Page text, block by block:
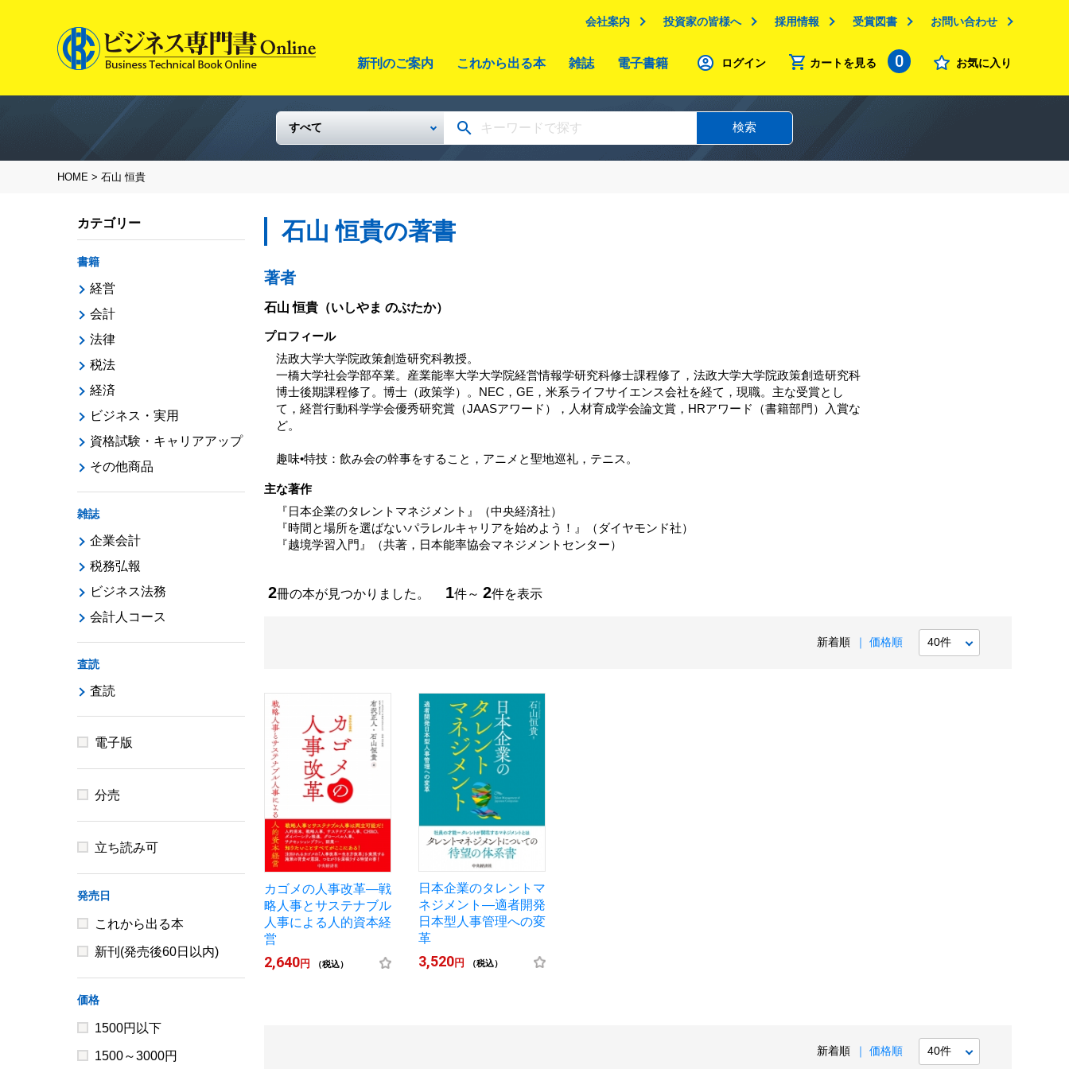
会社案内 投資家の皆様へ 採用情報 受賞図書 お問い合わせ
新刊のご案内 これから出る本 雑誌 電子書籍 ログイン カートを見る 0 お気に入り
検索
HOME > 石山 恒貴
石山 恒貴の著書
著者
石山 恒貴 （いしやま のぶたか）
プロフィール
法政大学大学院政策創造研究科教授。
一橋大学社会学部卒業。産業能率大学大学院経営情報学研究科修士課程修了，法政大学大学院政策創造研究科
博士後期課程修了。博士（政策学）。NEC，GE，米系ライフサイエンス会社を経て，現職。主な受賞とし
て，経営行動科学学会優秀研究賞（JAASアワード），人材育成学会論文賞，HRアワード（書籍部門）入賞な
ど。
趣味•特技：飲み会の幹事をすること，アニメと聖地巡礼，テニス。
主な著作
『日本企業のタレントマネジメント』（中央経済社）
『時間と場所を選ばないパラレルキャリアを始めよう！』（ダイヤモンド社）
『越境学習入門』（共著，日本能率協会マネジメントセンター）
2冊の本が見つかりました。 1件～ 2件を表示
新着順 価格順
カゴメの人事改革―戦
略人事とサステナブル
人事による人的資本経
営
2,640円 （税込）
日本企業のタレントマ
ネジメント―適者開発
日本型人事管理への変
革
3,520円 （税込）
新着順 価格順
カテゴリー
書籍
経営
会計
法律
税法
経済
ビジネス・実用
資格試験・キャリアアップ
その他商品
雑誌
企業会計
税務弘報
ビジネス法務
会計人コース
査読
査読
電子版
分売
立ち読み可
発売日
これから出る本
新刊(発売後60日以内)
価格
1500円以下
1500～3000円